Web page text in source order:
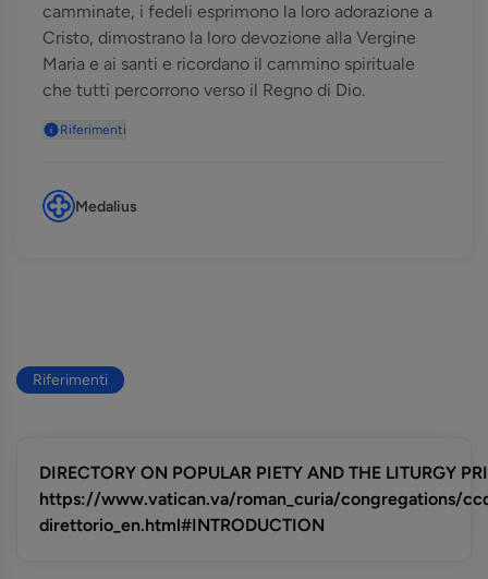
camminate, i fedeli esprimono la loro adorazione a
Cristo, dimostrano la loro devozione alla Vergine
Maria e ai santi e ricordano il cammino spirituale
che tutti percorrono verso il Regno di Dio.
Riferimenti
Medalius
Riferimenti
DIRECTORY ON POPULAR PIETY AND THE LITURGY
https://www.vatican.va/roman_curia/congregations/
direttorio_en.html#INTRODUCTION